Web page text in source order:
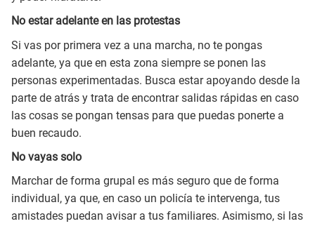
No estar adelante en las protestas
Si vas por primera vez a una marcha, no te pongas
adelante, ya que en esta zona siempre se ponen las
personas experimentadas. Busca estar apoyando desde la
parte de atrás y trata de encontrar salidas rápidas en caso
las cosas se pongan tensas para que puedas ponerte a
buen recaudo.
No vayas solo
Marchar de forma grupal es más seguro que de forma
individual, ya que, en caso un policía te intervenga, tus
amistades puedan avisar a tus familiares. Asimismo, si las